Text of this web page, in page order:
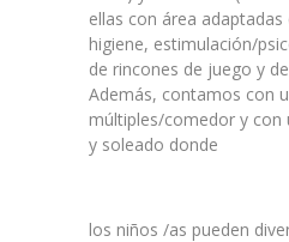
ellas con área adaptadas
higiene, estimulación/
de rincones de juego y
Además, contamos con
múltiples/comedor y con
y soleado donde
los niños /as pueden